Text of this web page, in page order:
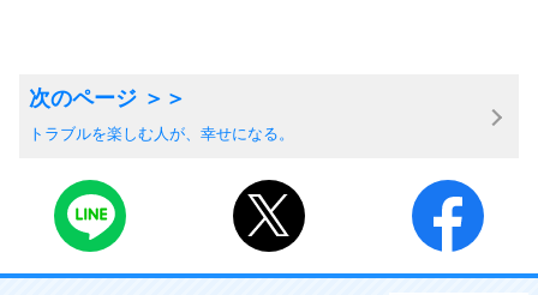
トラブルを楽しむ人が、幸せになる。